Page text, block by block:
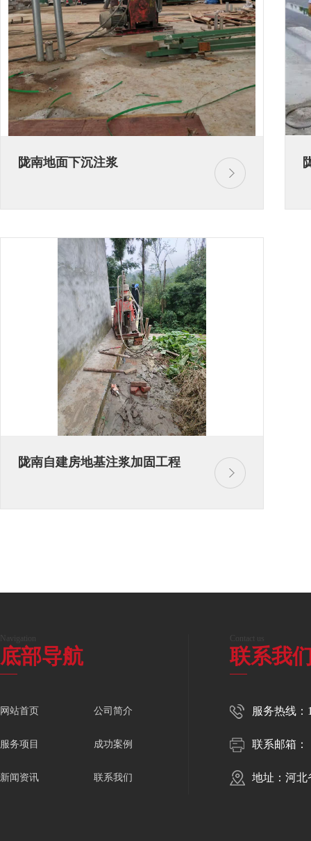
陇南地面下沉注浆
陇南自建房地基注浆加固工程
底部导航
网站首页 公司简介
服务项目 成功案例
新闻资讯 联系我们
联系我
服务热线：
联系邮箱：
地址：河北